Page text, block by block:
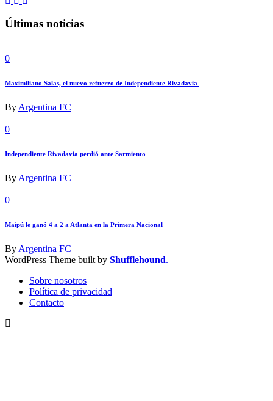
Últimas noticias
0
Maximiliano Salas, el nuevo refuerzo de Independiente Rivadavia
By Argentina FC
0
Independiente Rivadavia perdió ante Sarmiento
By Argentina FC
0
Maipú le ganó 4 a 2 a Atlanta en la Primera Nacional
By Argentina FC
WordPress Theme built by Shufflehound.
Sobre nosotros
Política de privacidad
Contacto